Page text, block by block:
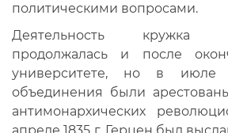
политическими вопросами.
Деятельность кружка
продолжалась и после
университете, но в июле
объединения были
антимонархических